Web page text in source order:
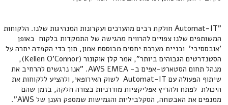
"Automat-IT חולקת רבים מהערכים ועקרונות המנהיגות שלנו. הלקוחות
המשותפים שלנו צפויים להרוויח מהגישה של התמקדות בלקוח באופן
'אובססיבי' ובניית מערכת יחסים מבוססת אמון, תוך כדי הקפדה יתרה על
הסטנדרטים הגבוהים ביותר", אמר קלן אוקונור (Kellen O’Connor),
מנהל תחום הסטארט-אפים ב- AWS EMEA. "אנו נרגשים להרחיב את
שיתוף הפעולה עם Automat-IT לשוק האירופאי, ולהציע ללקוחות את
היכולת לפתח ולהריץ אפליקציות מודרניות בצורה חלקה, בזמן שהם
ממנפים את האבטחה, הסקלביליות והגמישות שמספק הענן של AWS".